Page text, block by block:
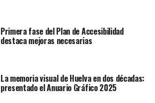
Primera fase del Plan de Accesibilidad
destaca mejoras necesarias
La memoria visual de Huelva en dos décadas:
presentado el Anuario Gráfico 2025